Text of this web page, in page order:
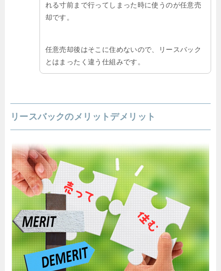
れる寸前まで行ってしまった時に使うのが任意売
却です。
任意売却後はそこに住めないので、リースバック
とはまったく違う仕組みです。
リースバックのメリットデメリット